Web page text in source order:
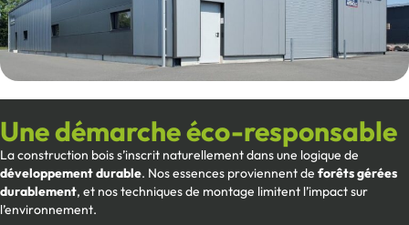
Une démarche éco-responsable
La construction bois s’inscrit naturellement dans une logique de
développement durable. Nos essences proviennent de forêts gérées
durablement, et nos techniques de montage limitent l’impact sur
l’environnement.